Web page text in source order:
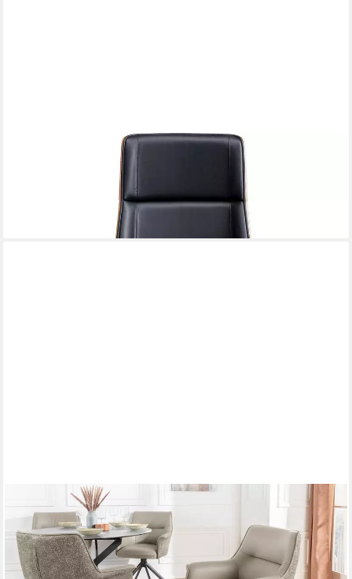
Bürostuhl Rouven, Höhenverstellbar, 360 Grad drehbar
499,00 €
lieferbar - in 6-7 Werktagen bei dir
RIESS-AMBIENTE
Drehstuhl LE GRAND taupe – Echtleder, Strukturstoff, 180°
drehbar, mit Armlehne (Einzelartikel, 1 St), mit Metallgestell &
Auto-Return-Funktion – ideal für Deinen Esstisch
199,95 €